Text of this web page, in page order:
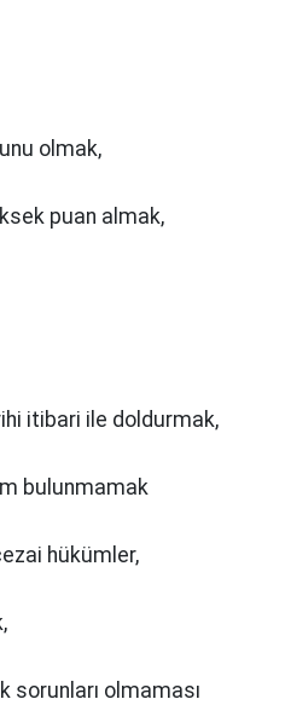
olmak,
puan almak,
itibari ile doldurmak,
bulunmamak
hükümler,
sorunları olmaması